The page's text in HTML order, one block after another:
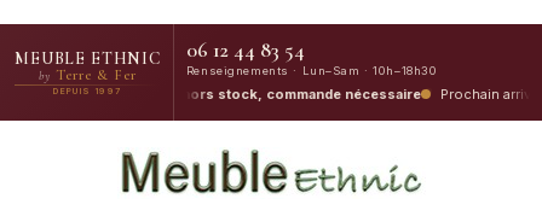
MEUBLE ETHNIC
by Terre & Fer
DEPUIS 1997
06 12 44 83 54
Renseignements · Lun–Sam · 10h–18h30
Début-Août ·Pour le hors stock, commande nécessaire Prochain arrivage